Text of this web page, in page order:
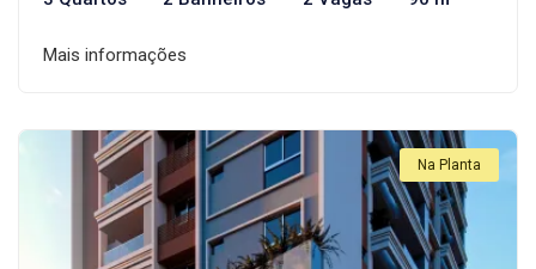
Mais informações
Na Planta